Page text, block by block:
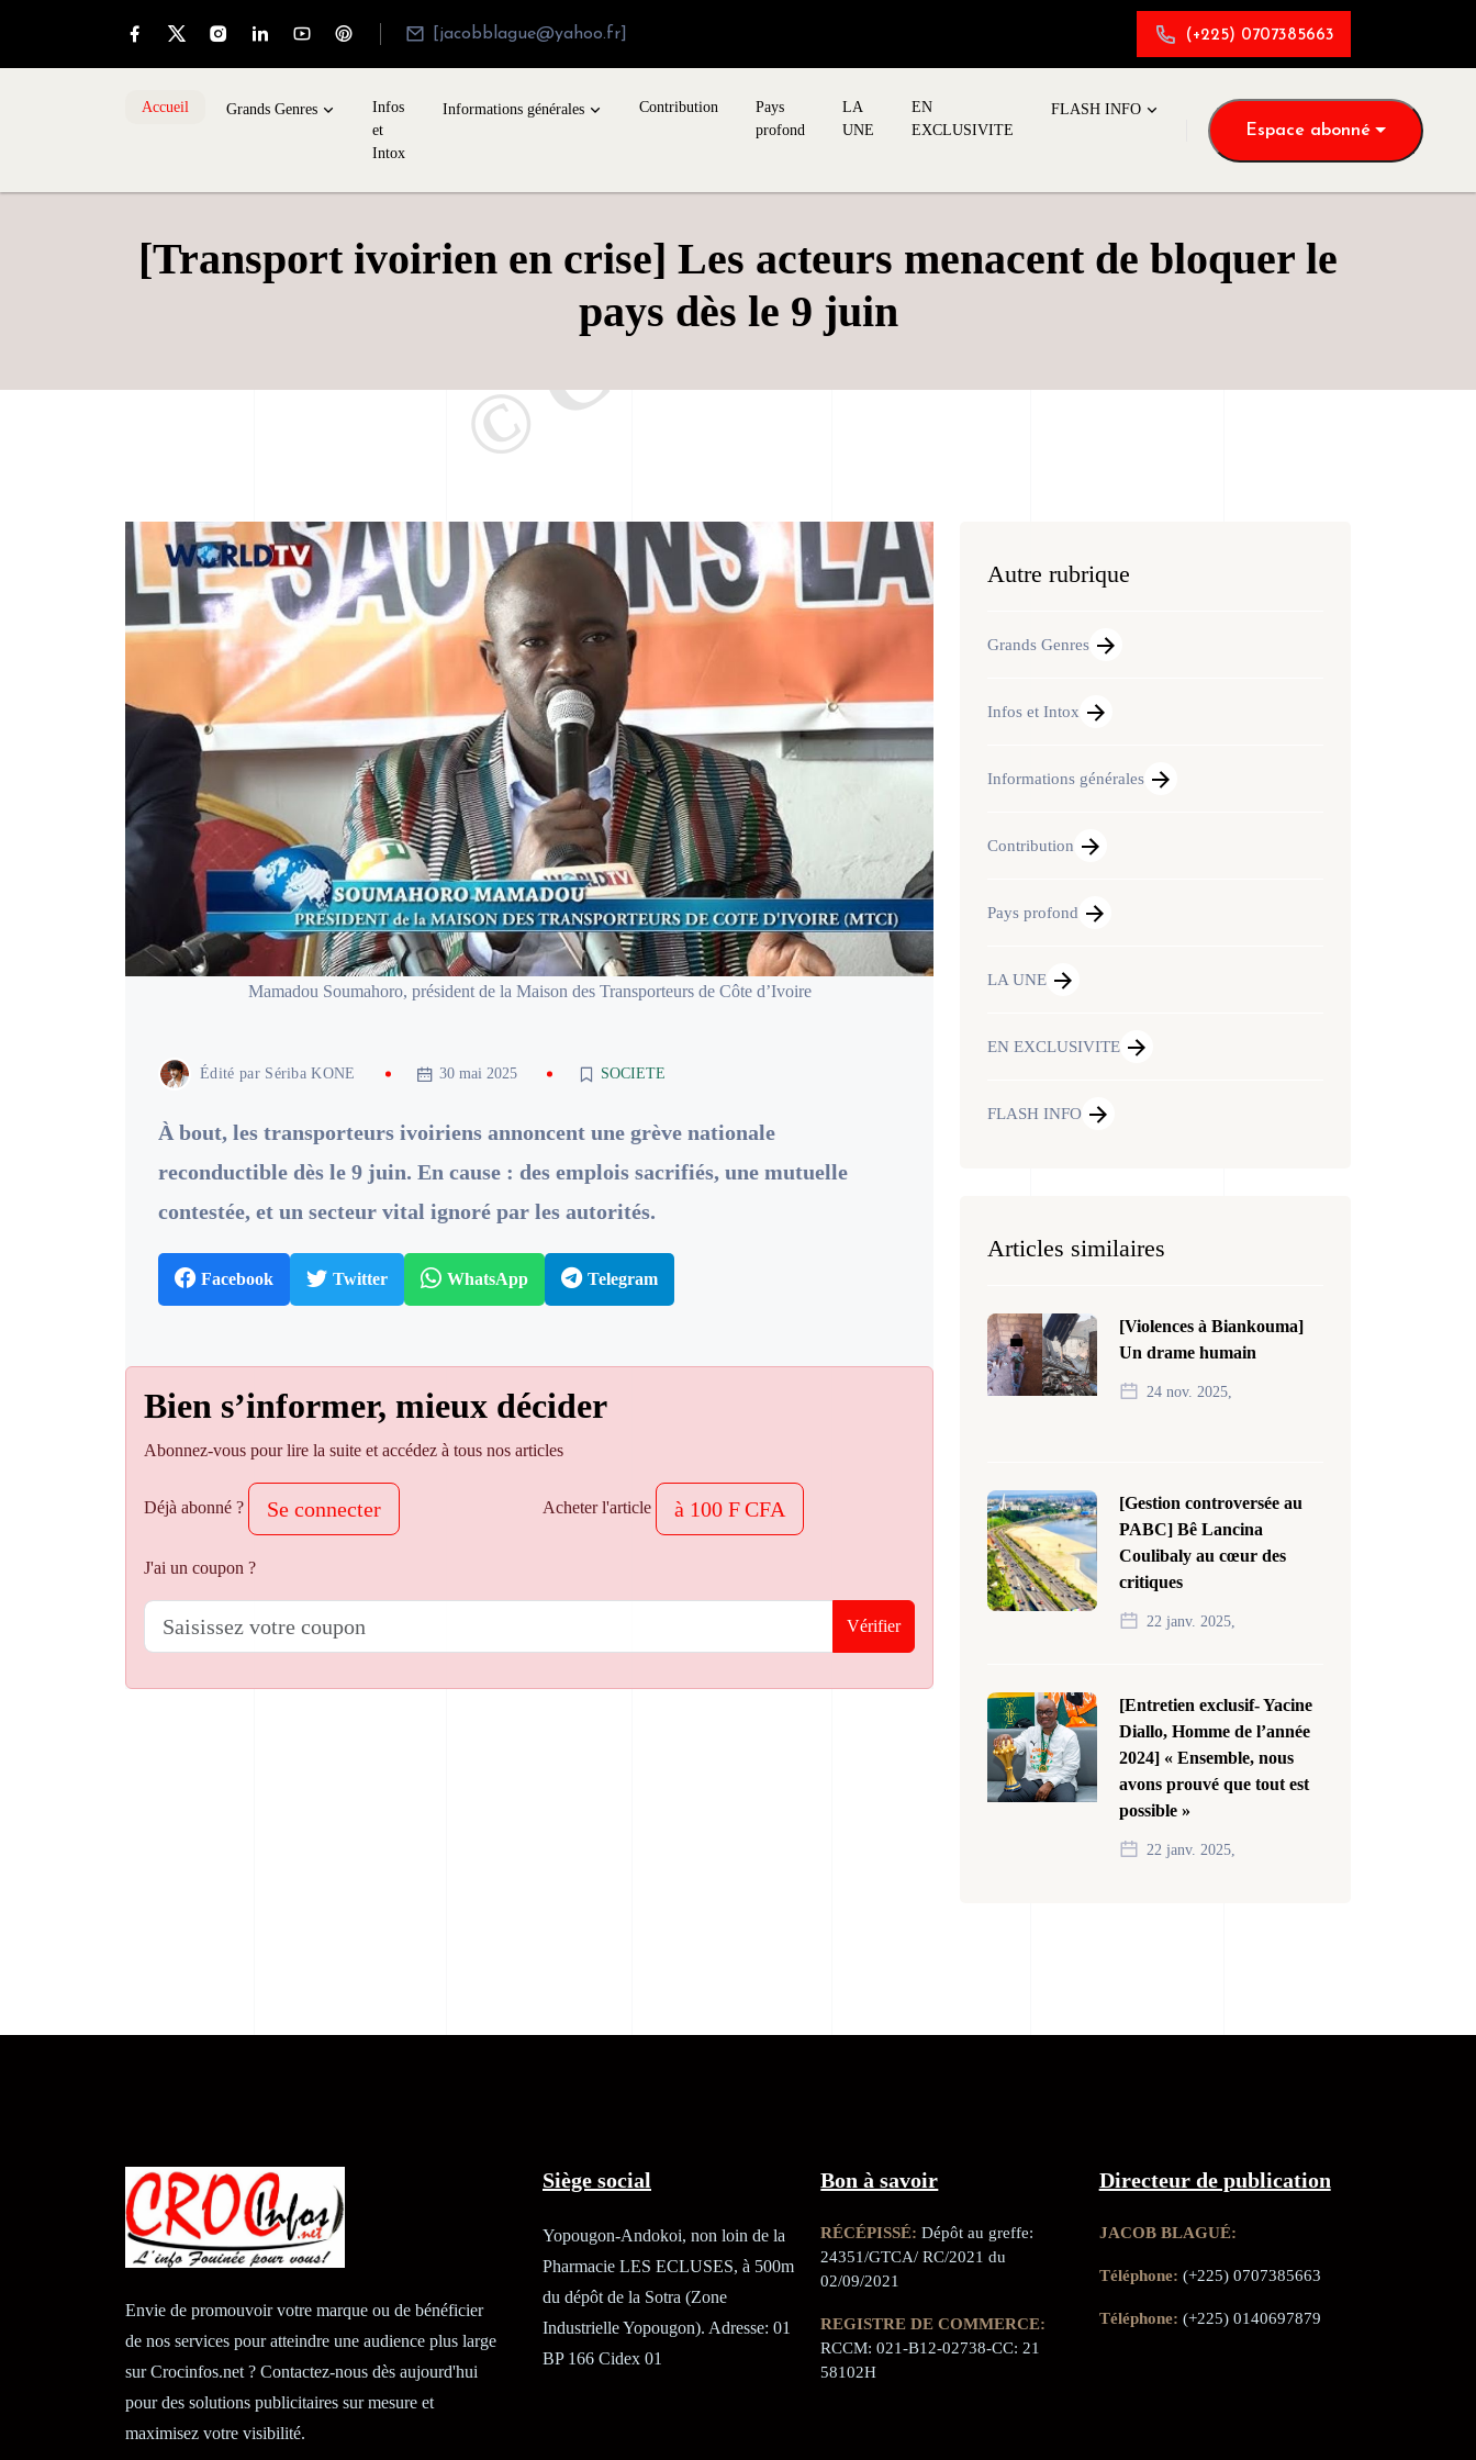
[jacobblague@yahoo.fr] (+225) 0707385663
Accueil Grands Genres
Infos
et
Intox
Informations générales Contribution
Pays
profond
LA
UNE
EN
EXCLUSIVITE
FLASH INFO
Espace abonné
[Transport ivoirien en crise] Les acteurs menacent de bloquer le
pays dès le 9 juin
Mamadou Soumahoro, président de la Maison des Transporteurs de Côte d’Ivoire
Édité par Sériba KONE 30 mai 2025 SOCIETE
À bout, les transporteurs ivoiriens annoncent une grève nationale
reconductible dès le 9 juin. En cause : des emplois sacrifiés, une mutuelle
contestée, et un secteur vital ignoré par les autorités.
Facebook Twitter WhatsApp Telegram
Bien s’informer, mieux décider
Abonnez-vous pour lire la suite et accédez à tous nos articles
Déjà abonné ? Se connecter Acheter l'article à 100 F CFA
J'ai un coupon ?
Vérifier
Autre rubrique
Grands Genres
Infos et Intox
Informations générales
Contribution
Pays profond
LA UNE
EN EXCLUSIVITE
FLASH INFO
Articles similaires
[Violences à Biankouma]
Un drame humain
24 nov. 2025,
[Gestion controversée au
PABC] Bê Lancina
Coulibaly au cœur des
critiques
22 janv. 2025,
[Entretien exclusif- Yacine
Diallo, Homme de l’année
2024] « Ensemble, nous
avons prouvé que tout est
possible »
22 janv. 2025,
Envie de promouvoir votre marque ou de bénéficier
de nos services pour atteindre une audience plus large
sur Crocinfos.net ? Contactez-nous dès aujourd'hui
pour des solutions publicitaires sur mesure et
maximisez votre visibilité.
Siège social
Yopougon-Andokoi, non loin de la
Pharmacie LES ECLUSES, à 500m
du dépôt de la Sotra (Zone
Industrielle Yopougon). Adresse: 01
BP 166 Cidex 01
Bon à savoir
RÉCÉPISSÉ: Dépôt au greffe:
24351/GTCA/ RC/2021 du
02/09/2021
REGISTRE DE COMMERCE:
RCCM: 021-B12-02738-CC: 21
58102H
Directeur de publication
JACOB BLAGUÉ:
Téléphone: (+225) 0707385663
Téléphone: (+225) 0140697879